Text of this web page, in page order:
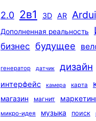
2.0 2в1 3D AR
Дополненная реальность
бизнес будущее
генератор датчик дизайн
интерфейс камера карта
магазин магнит
микро-идея музыка поиск